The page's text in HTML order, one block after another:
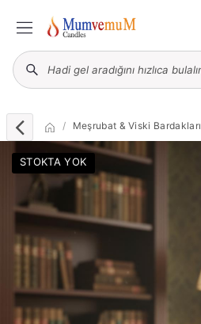
Meşrubat & Viski Bardakları
STOKTA YOK